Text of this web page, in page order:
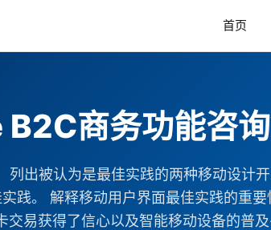
首页
商务功能咨
列出被认为是最佳实践的两种移动设计
践。 解释移动用户界面最佳实践的重
交易获得了信心以及智能移动设备的普